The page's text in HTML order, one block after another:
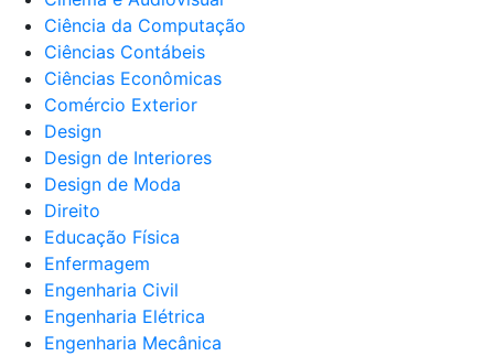
Ciência da Computação
Ciências Contábeis
Ciências Econômicas
Comércio Exterior
Design
Design de Interiores
Design de Moda
Direito
Educação Física
Enfermagem
Engenharia Civil
Engenharia Elétrica
Engenharia Mecânica